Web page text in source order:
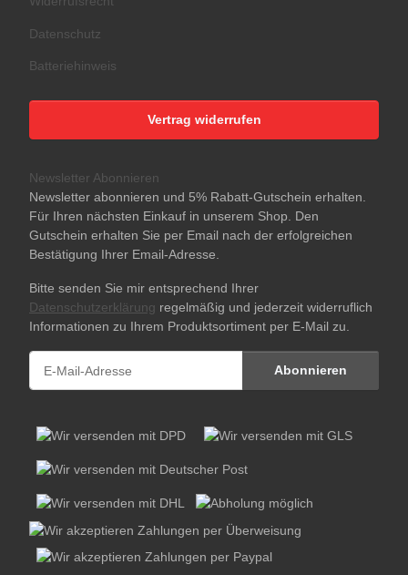
Datenschutz
Batteriehinweis
Vertrag widerrufen
Newsletter Abonnieren
Newsletter abonnieren und 5% Rabatt-Gutschein erhalten.
Für Ihren nächsten Einkauf in unserem Shop. Den
Gutschein erhalten Sie per Email nach der erfolgreichen
Bestätigung Ihrer Email-Adresse.
Bitte senden Sie mir entsprechend Ihrer
Datenschutzerklärung regelmäßig und jederzeit widerruflich
Informationen zu Ihrem Produktsortiment per E-Mail zu.
Abonnieren